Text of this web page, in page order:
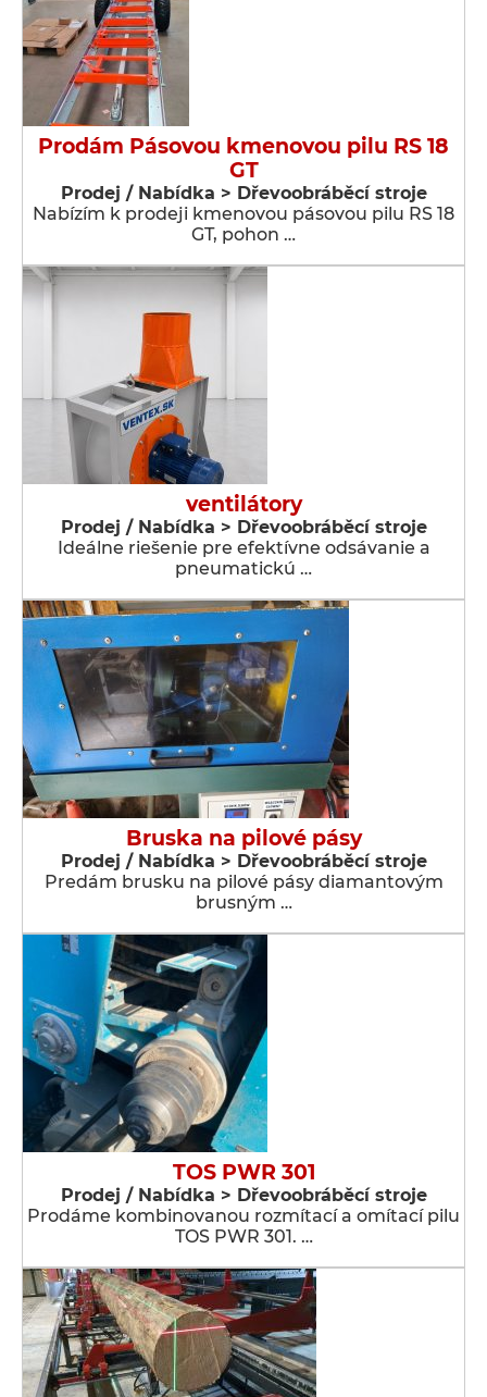
Prodám Pásovou kmenovou pilu RS 18
GT
Prodej / Nabídka > Dřevoobráběcí stroje
Nabízím k prodeji kmenovou pásovou pilu RS 18
GT, pohon …
ventilátory
Prodej / Nabídka > Dřevoobráběcí stroje
Ideálne riešenie pre efektívne odsávanie a
pneumatickú …
Bruska na pilové pásy
Prodej / Nabídka > Dřevoobráběcí stroje
Predám brusku na pilové pásy diamantovým
brusným …
TOS PWR 301
Prodej / Nabídka > Dřevoobráběcí stroje
Prodáme kombinovanou rozmítací a omítací pilu
TOS PWR 301. …